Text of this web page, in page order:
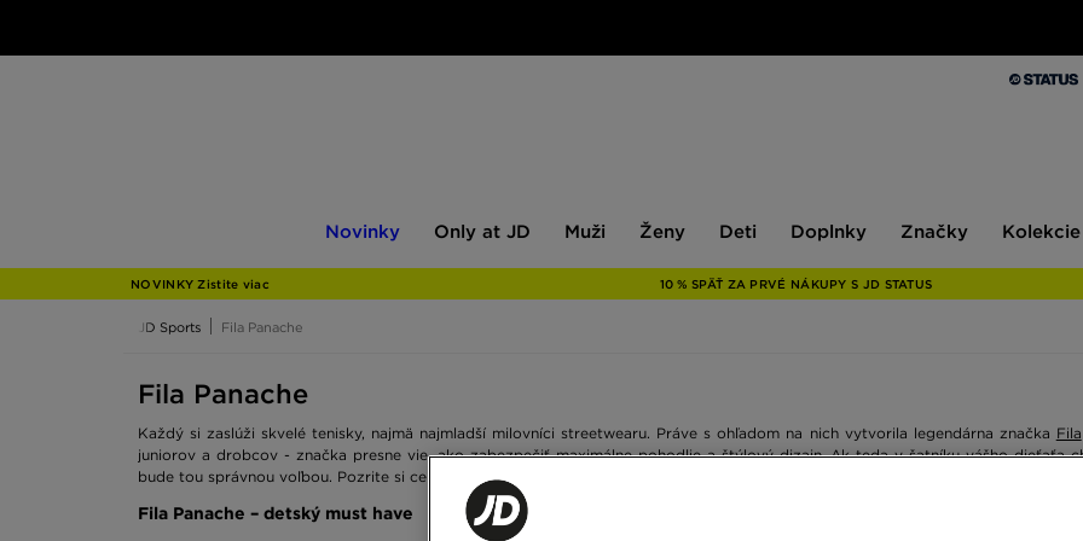
Novinky
JD
Only at JD Muži Ženy Deti Doplnky Značky Kolekcie
NOVINKY Zistite viac 10 % SPÄŤ ZA PRVÉ NÁKUPY S JD STATUS
JD Sports Fila Panache
Fila Panache
Každý si zaslúži skvelé tenisky, najmä najmladší milovníci streetwearu. Práve s ohľadom na nich vytvorila legendárna značka Fila
juniorov a drobcov - značka presne vie, ako zabezpečiť maximálne pohodlie a štýlový dizajn. Ak teda v šatníku vášho dieťaťa
bude tou správnou voľbou. Pozrite si celú ponuku, ktorú nájdete v predajniach JD Sports a v našom online obchode. Tovar nad
Fila Panache – detský must have